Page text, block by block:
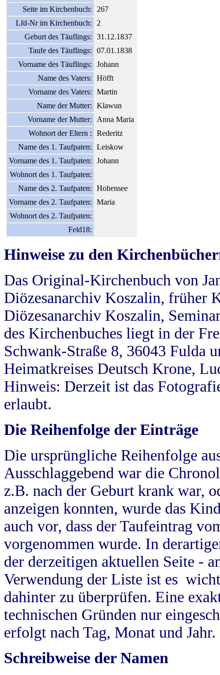
Seite im Kirchenbuch:
267
Lfd-Nr im Kirchenbuch:
2
Geburt des Täuflings:
31.12.1837
Taufe des Täuflings:
07.01.1838
Vorname des Täuflings:
Johann
Name des Vaters:
Höfft
Vorname des Vaters:
Martin
Name der Mutter:
Klawun
Vorname der Mutter:
Anna Maria
Wohnort der Eltern :
Rederitz
Name des 1. Taufpaten:
Leiskow
Vorname des 1. Taufpaten:
Johann
Wohnort des 1. Taufpaten:
Name des 2. Taufpaten:
Hohensee
Vorname des 2. Taufpaten:
Maria
Wohnort des 2. Taufpaten:
Feld18:
Hinweise zu den
Das Original-Kirchenbuch von
Diözesanarchiv Koszalin, früher
Diözesanarchiv Koszalin,
des Kirchenbuches liegt in der
Schwank-Straße 8, 36043 Fulda
Heimatkreises Deutsch Krone,
Hinweis: Derzeit ist das
erlaubt.
Die Reihenfolge der Einträge
Die ursprüngliche Reihenfolge
Ausschlaggebend war die
z.B. nach der Geburt krank war,
anzeigen konnten, wurde das
auch vor, dass der Taufeintrag
vorgenommen wurde. In
der derzeitigen aktuellen Seite -
Verwendung der Liste ist es
dahinter zu überprüfen. Eine
technischen Gründen nur
erfolgt nach Tag, Monat und Jahr.
Schreibweise der Namen